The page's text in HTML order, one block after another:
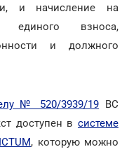
и начисление на
единого взноса,
и должного
№ 520/3939/19 ВС
доступен в системе
, которую можно